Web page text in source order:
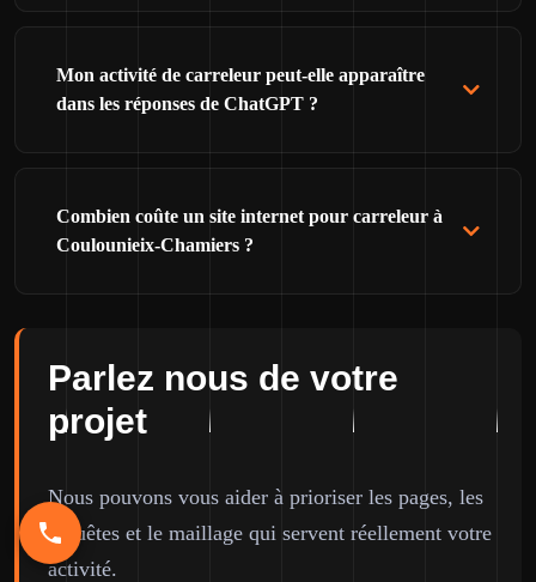
Mon activité de carreleur peut-elle apparaître
dans les réponses de ChatGPT ?
Combien coûte un site internet pour carreleur à
Coulounieix-Chamiers ?
Parlez nous de votre
projet
Nous pouvons vous aider à prioriser les pages, les
requêtes et le maillage qui servent réellement votre
activité.